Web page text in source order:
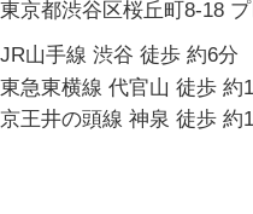
東京都渋谷区桜丘町8-18
JR山手線 渋谷 徒歩 約6分
東急東横線 代官山 徒歩 約
京王井の頭線 神泉 徒歩 約